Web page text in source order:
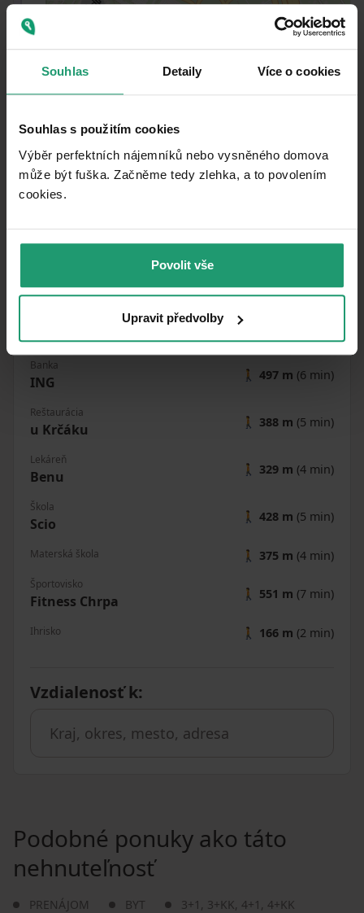
Souhlas Detaily Více o cookies
Souhlas s použitím cookies
Výběr perfektních nájemníků nebo vysněného domova
může být fuška. Začněme tedy zlehka, a to povolením
cookies.​
Povolit vše
Upravit předvolby
MapLibre
MHD
Pošta
🚶303 m(4 min)
Banka
ING 🚶 497 m (6 min)
Reštaurácia
u Krčáku 🚶 388 m (5 min)
Lekáreň
Benu 🚶 329 m (4 min)
Škola
Scio 🚶 428 m (5 min)
Materská škola 🚶 375 m (4 min)
Športovisko
Fitness Chrpa 🚶 551 m (7 min)
Ihrisko 🚶 166 m (2 min)
Vzdialenosť k:
Podobné ponuky ako táto
nehnuteľnosť
PRENÁJOM BYT 3+1 , 3+KK, 4+1 , 4+KK